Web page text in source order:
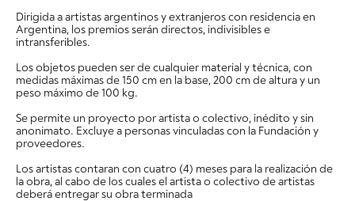
Dirigida a artistas argentinos y extranjeros con residencia en
Argentina, los premios serán directos, indivisibles e
intransferibles.
Los objetos pueden ser de cualquier material y técnica, con
medidas máximas de 150 cm en la base, 200 cm de altura y un
peso máximo de 100 kg.
Se permite un proyecto por artista o colectivo, inédito y sin
anonimato. Excluye a personas vinculadas con la Fundación y
proveedores.
Los artistas contaran con cuatro (4) meses para la realización de
la obra, al cabo de los cuales el artista o colectivo de artistas
deberá entregar su obra terminada